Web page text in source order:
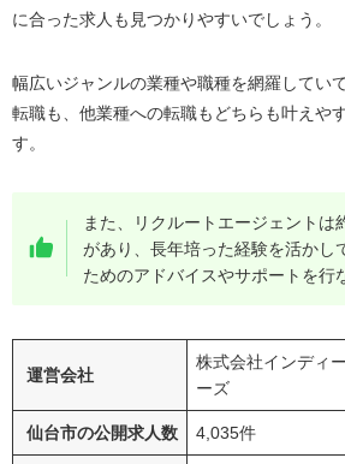
に合った求人も見つかりやすいでしょう。
幅広いジャンルの業種や職種を網羅してい
転職も、他業種への転職もどちらも叶えや
す。
また、リクルートエージェントは
があり、長年培った経験を活かし
ためのアドバイスやサポートを行
運営会社
株式会社インディ
ーズ
仙台市の公開求人数 4,035件